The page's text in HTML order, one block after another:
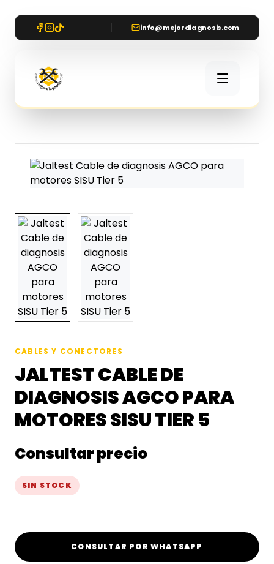
info@mejordiagnosis.com
CABLES Y CONECTORES
JALTEST CABLE DE
DIAGNOSIS AGCO PARA
MOTORES SISU TIER 5
Consultar precio
SIN STOCK
CONSULTAR POR WHATSAPP